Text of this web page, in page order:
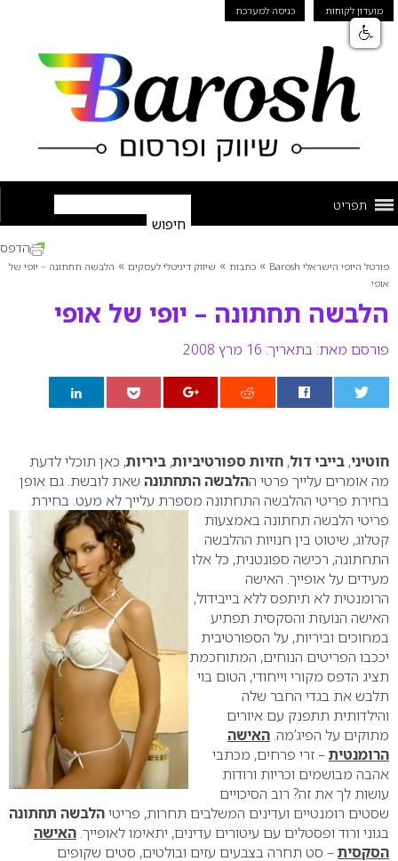
מועדון לקוחות כניסה למערכת
תפריט
פורטל היופי הישראלי Barosh » כתבות » שיווק דיגיטלי לעסקים » הלבשה תחתונה – יופי של
אופי
הלבשה תחתונה – יופי של אופי
פורסם מאת: בתאריך: 16 מרץ 2008
הדפס
חוטיני, בייבי דול, חזיות ספורטיביות, ביריות, כאן תוכלי לדעת
מה אומרים עלייך פרטי ההלבשה התחתונה שאת לובשת. גם אופן
בחירת פריטי ההלבשה התחתונה מספרת עלייך לא מעט. בחירת
פריטי הלבשה תחתונה באמצעות
קטלוג, שיטוט בין חנויות ההלבשה
התחתונה, רכישה ספונטנית, כל אלו
מעידים על אופייך. האישה
הרומנטית לא תיתפס ללא בייבידול,
האישה הנועזת והסקסית תפתיע
במחוכים וביריות, על הספורטיבית
יככבו הפריטים הנוחים, המתוחכמת
תציג הדפס מקורי וייחודי, הטום בוי
תלבש את בגדי החבר שלה
והילדותית תתפנק עם איורים
מתוקים על הפיג’מה. האישה
הרומנטית– זרי פרחים, מכתבי
אהבה מבושמים וכריות ורודות
עושות לך את זה? רוב הסיכויים
שסטים רומנטיים ועדינים המשלבים תחרות, פריטיהלבשה תחתונה
בגוני ורוד ופסטלים עם עיטורים עדינים, יתאימו לאופייך. האישה
הסקסית– סט תחרה בצבעים עזים ובולטים, סטים שקופים